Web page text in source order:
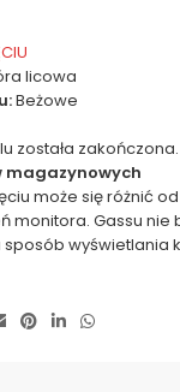
licowa
Beżowe
została zakończona.
magazynowych
może się różnić
monitora. Gassu nie
wyświetlania